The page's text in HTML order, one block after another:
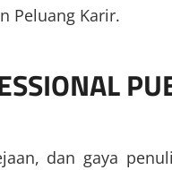
Peluang Karir.
dan gaya